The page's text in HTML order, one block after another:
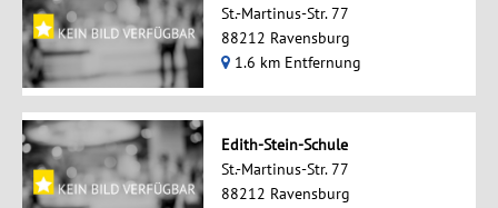
St.-Martinus-Str. 77
88212 Ravensburg
1.6 km Entfernung
Edith-Stein-Schule
St.-Martinus-Str. 77
88212 Ravensburg